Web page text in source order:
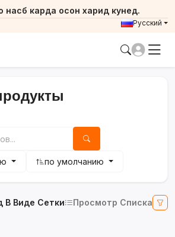
насб карда осон харид кунед.
Русский
по умолчанию
В Виде Сетки Просмотр Списка